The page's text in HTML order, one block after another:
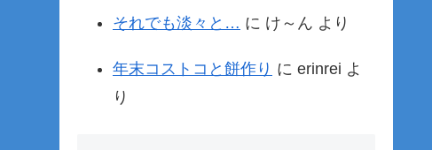
それでも淡々と… に け～ん より
年末コストコと餅作り に erinrei よ
り